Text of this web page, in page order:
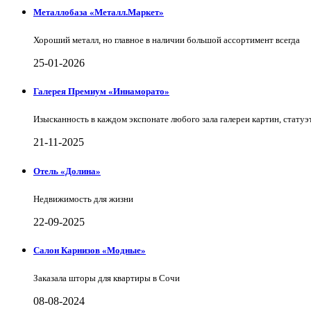
Металлобаза «Металл.Маркет»
Хороший металл, но главное в наличии большой ассортимент всегда
25-01-2026
Галерея Премиум «Иннаморато»
Изысканность в каждом экспонате любого зала галереи картин,
21-11-2025
Отель «Долина»
Недвижимость для жизни
22-09-2025
Салон Карнизов «Модные»
Заказала шторы для квартиры в Сочи
08-08-2024